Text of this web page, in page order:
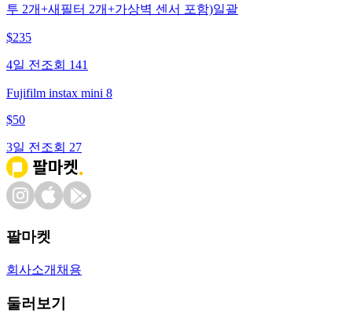
투 2개+새필터 2개+가상벽 센서 포함)일괄
$235
4일 전 조회 141
Fujifilm instax mini 8
$50
3일 전 조회 27
팔마켓
회사소개 채용
둘러보기